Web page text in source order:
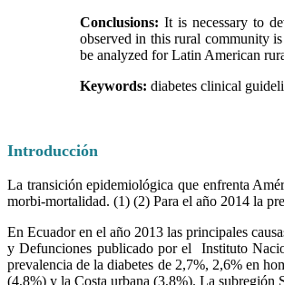
Conclusions: It is necessary to
observed in this rural community
be analyzed for Latin American
Keywords: diabetes clinical
Introducción
La transición epidemiológica que enfrenta
morbi-mortalidad. (1) (2) Para el año 2014 la
En Ecuador en el año 2013 las principales
y Defunciones publicado por el Instituto
prevalencia de la diabetes de 2,7%, 2,6% en
(4,8%) y la Costa urbana (3,8%). La subregión